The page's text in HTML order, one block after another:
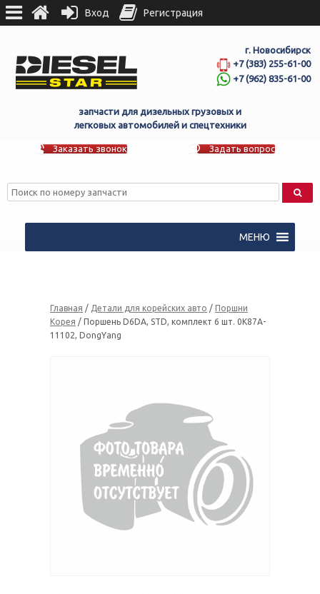
г. Новосибирск
+7 (383) 255-61-00
+7 (962) 835-61-00
запчасти для дизельных грузовых и
легковых автомобилей и спецтехники
Заказать звонок Задать вопрос
МЕНЮ
Главная / Детали для корейских авто / Поршни
Корея / Поршень D6DA, STD, комплект 6 шт. 0K87A-
11102, DongYang
Вход Регистрация